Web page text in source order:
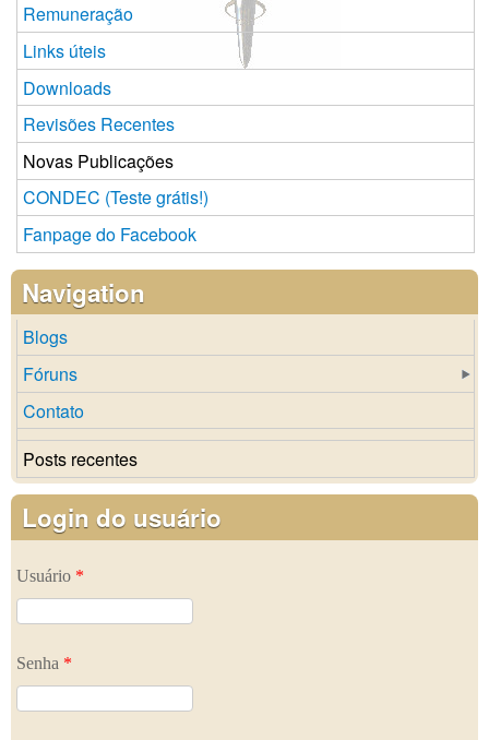
Remuneração
Links úteis
Downloads
Revisões Recentes
Novas Publicações
CONDEC (Teste grátis!)
Fanpage do Facebook
Navigation
Blogs
Fóruns
Contato
Posts recentes
Login do usuário
Usuário *
Senha *